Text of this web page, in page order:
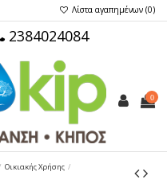
Λίστα αγαπημένων (0)
2384024084
0
Οικιακής Χρήσης